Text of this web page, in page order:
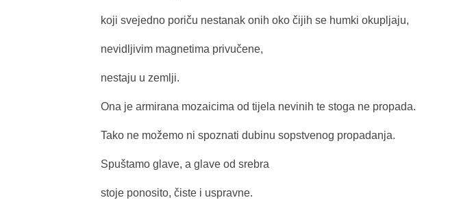
koji svejedno poriču nestanak onih oko čijih se humki okupljaju,
nevidljivim magnetima privučene,
nestaju u zemlji.
Ona je armirana mozaicima od tijela nevinih te stoga ne propada.
Tako ne možemo ni spoznati dubinu sopstvenog propadanja.
Spuštamo glave, a glave od srebra
stoje ponosito, čiste i uspravne.